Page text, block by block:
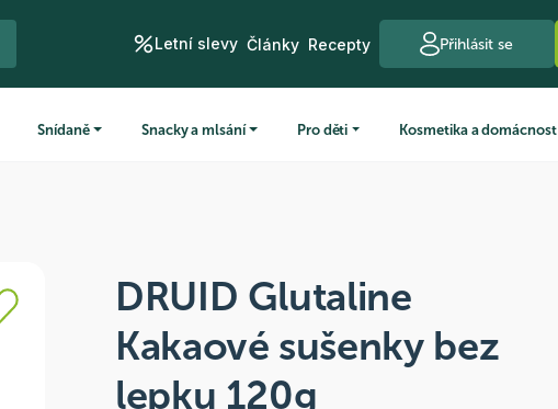
Letní slevy Články Recepty Přihlásit se
Snídaně Snacky a mlsání Pro děti Kosmetika a domácnost
DRUID Glutaline
Kakaové sušenky bez
lepku 120g